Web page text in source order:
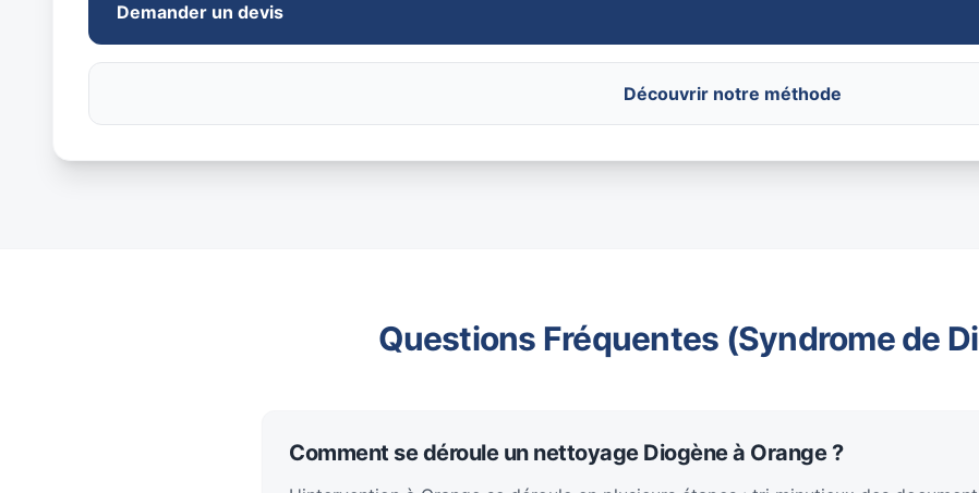
Demander un devis
Découvrir notre méthode
Questions Fréquentes (Syndrome de
Comment se déroule un nettoyage Diogène à Orange ?